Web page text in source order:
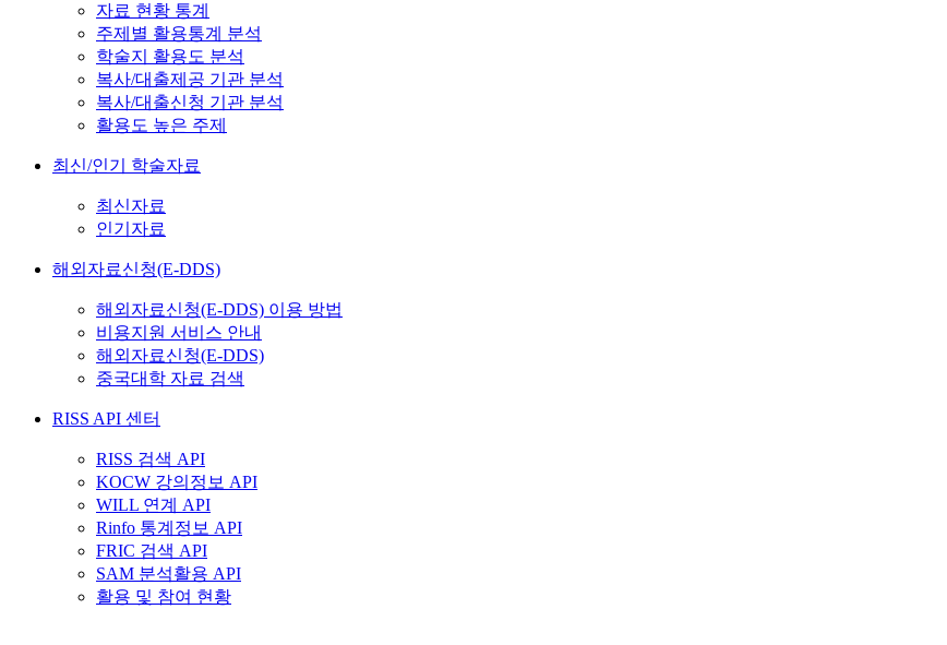
자료 현황 통계
주제별 활용통계 분석
학술지 활용도 분석
복사/대출제공 기관 분석
복사/대출신청 기관 분석
활용도 높은 주제
최신/인기 학술자료
최신자료
인기자료
해외자료신청(E-DDS)
해외자료신청(E-DDS) 이용 방법
비용지원 서비스 안내
해외자료신청(E-DDS)
중국대학 자료 검색
RISS API 센터
RISS 검색 API
KOCW 강의정보 API
WILL 연계 API
Rinfo 통계정보 API
FRIC 검색 API
SAM 분석활용 API
활용 및 참여 현황